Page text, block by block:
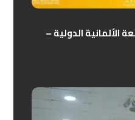
الألمانية الدولية –